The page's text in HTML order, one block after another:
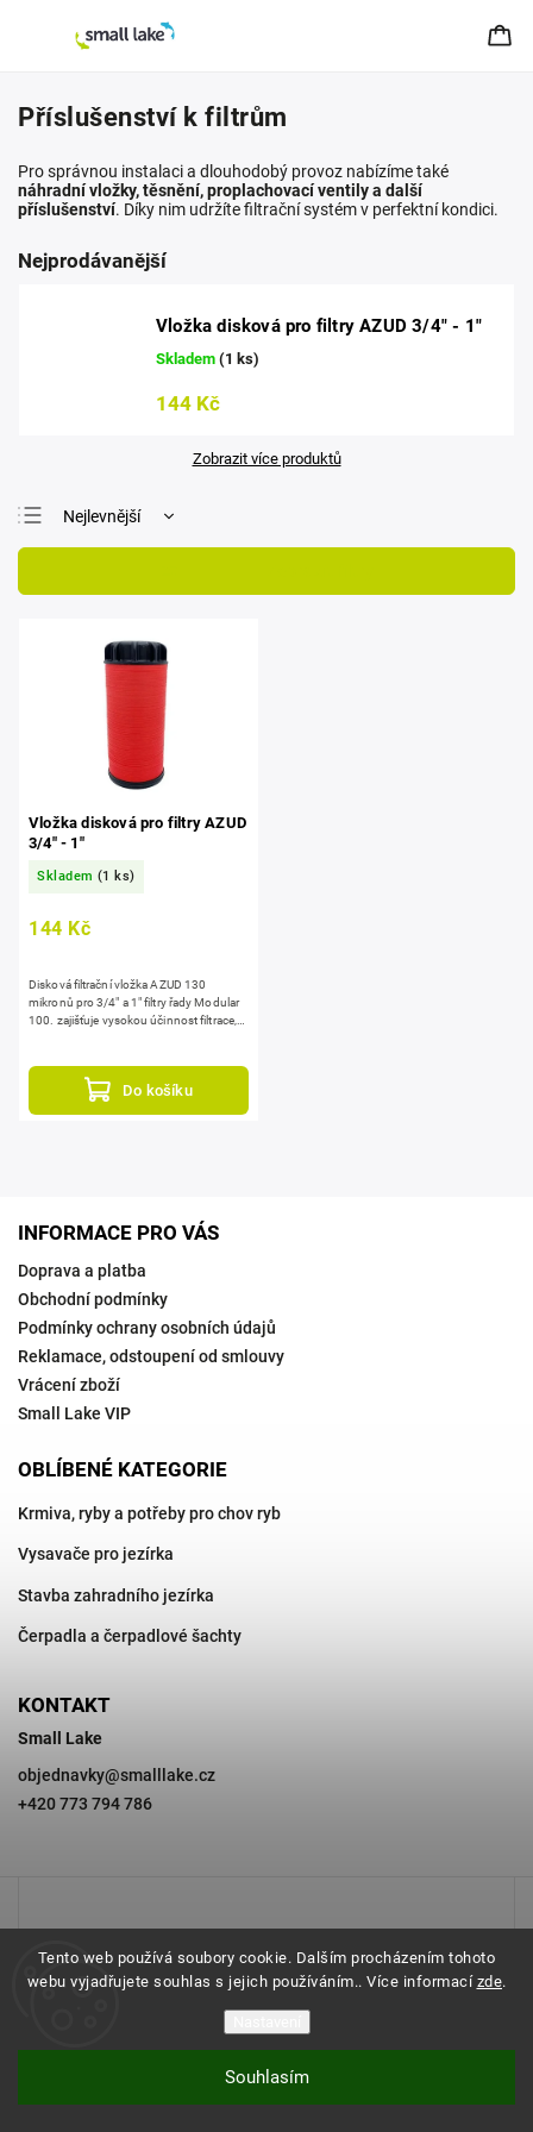
Tento web používá soubory cookie. Dalším procházením tohoto
webu vyjadřujete souhlas s jejich používáním.. Více informací zde.
Souhlasím
Příslušenství k filtrům
Pro správnou instalaci a dlouhodobý provoz nabízíme také
náhradní vložky, těsnění, proplachovací ventily a další
příslušenství. Díky nim udržíte filtrační systém v perfektní kondici.
Nejprodávanější
Vložka disková pro filtry AZUD 3/4" - 1"
Skladem (1 ks)
144 Kč
Zobrazit více produktů
Nejlevnější
Nejprodávanější
Vložka disková pro filtry AZUD
3/4" - 1"
Skladem (1 ks)
144 Kč
Do košíku
Disková filtrační vložka AZUD 130
mikronů pro 3/4" a 1" filtry řady Modular
100. zajišťuje vysokou účinnost filtrace,
INFORMACE PRO VÁS
Doprava a platba
Obchodní podmínky
Podmínky ochrany osobních údajů
Reklamace, odstoupení od smlouvy
Vrácení zboží
Small Lake VIP
OBLÍBENÉ KATEGORIE
Krmiva, ryby a potřeby pro chov ryb
Vysavače pro jezírka
Stavba zahradního jezírka
Čerpadla a čerpadlové šachty
KONTAKT
Small Lake
objednavky@smalllake.cz
+420 773 794 786